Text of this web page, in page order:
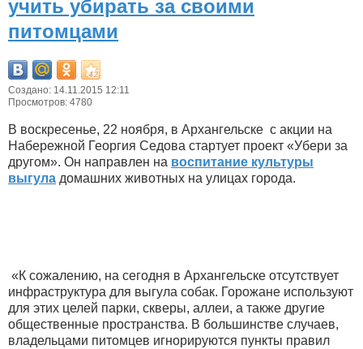
учить убирать за своими
питомцами
Создано: 14.11.2015 12:11
Просмотров: 4780
В воскресенье, 22 ноября, в Архангельске с акции на
Набережной Георгия Седова стартует проект «Убери за
другом». Он направлен на воспитание культуры
выгула домашних животных на улицах города.
«К сожалению, на сегодня в Архангельске отсутствует
инфраструктура для выгула собак. Горожане используют
для этих целей парки, скверы, аллеи, а также другие
общественные пространства. В большинстве случаев,
владельцами питомцев игнорируются пункты правил